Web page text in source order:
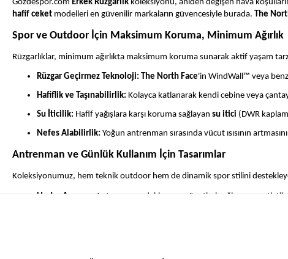
Gozdespor.com Erkek Rüzgarlık koleksiyonu, aniden değişen hava
hafif ceket modelleri en güvenilir markaların güvencesiyle burada. The
Spor ve Outdoor İçin Maksimum Koruma, Minimum Ağırlık
Rüzgarlıklar, minimum ağırlıkta maksimum koruma sunarak aktif yaşam
Rüzgar Geçirmez Teknoloji: The North Face'in WindWall™ veya
Hafiflik ve Taşınabilirlik: Kolayca katlanarak kendi cebine veya
Su İticilik: Hafif yağışlara karşı koruma sağlayan su itici (DWR
Nefes Alabilirlik: Yoğun antrenman sırasında vücut ısısının
Antrenman ve Günlük Kullanım İçin Tasarımlar
Koleksiyonumuz, hem teknik outdoor hem de dinamik spor stilini
Under Armour:Antrenman odaklı, nem yönetimi sağlayan ve